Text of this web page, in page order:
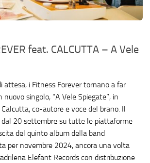
feat. CALCUTTA – A Vele
attesa, i Fitness Forever tornano a far
nuovo singolo, “A Vele Spiegate”, in
co-autore e voce del brano. Il
dal 20 settembre su tutte le piattaforme
del quinto album della band
per novembre 2024, ancora una volta
Elefant Records con distribuzione